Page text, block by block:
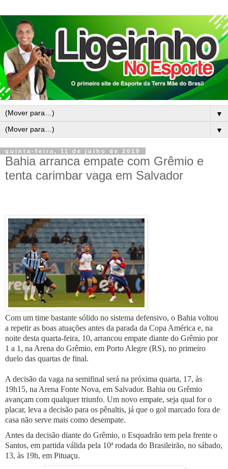
▼
▼
quinta-feira, 11 de julho de 2019
Bahia arranca empate com Grêmio e
tenta carimbar vaga em Salvador
Com um time bastante sólido no sistema defensivo, o Bahia voltou
a repetir as boas atuações antes da parada da Copa América e, na
noite desta quarta-feira, 10, arrancou empate diante do Grêmio por
1 a 1, na Arena do Grêmio, em Porto Alegre (RS), no primeiro
duelo das quartas de final.
A decisão da vaga na semifinal será na próxima quarta, 17, às
19h15, na Arena Fonte Nova, em Salvador. Bahia ou Grêmio
avançam com qualquer triunfo. Um novo empate, seja qual for o
placar, leva a decisão para os pênaltis, já que o gol marcado fora de
casa não serve mais como desempate.
Antes da decisão diante do Grêmio, o Esquadrão tem pela frente o
Santos, em partida válida pela 10ª rodada do Brasileirão, no sábado,
13, às 19h, em Pituaçu.